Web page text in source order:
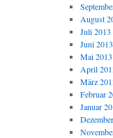
August
Juli 2013
Juni 2013
Mai 2013
April
März
Februar
Januar